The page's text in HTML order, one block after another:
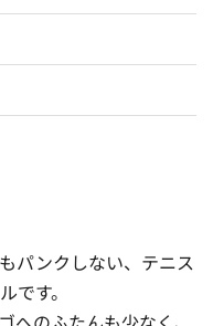
パンクしない、テニス
です。